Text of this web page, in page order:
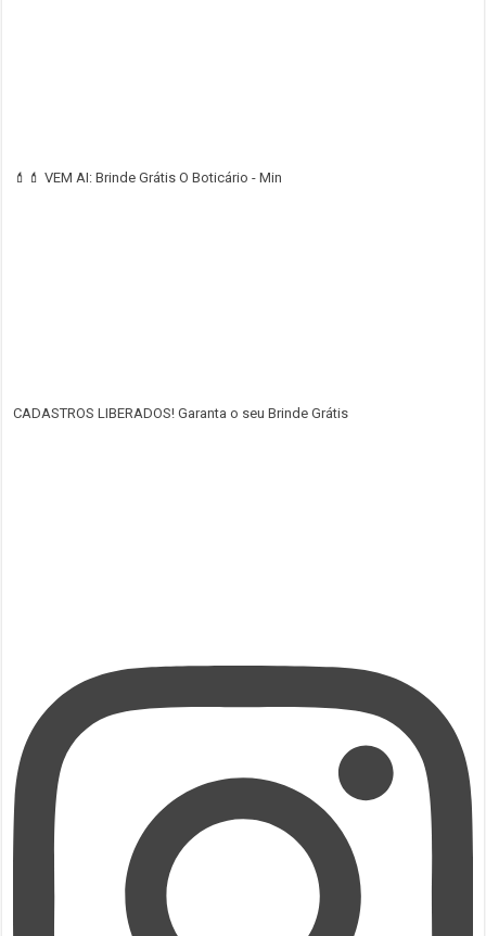
💄💄 VEM AI: Brinde Grátis O Boticário - Min
CADASTROS LIBERADOS! Garanta o seu Brinde Grátis